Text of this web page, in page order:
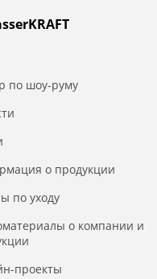
по шоу-руму
о продукции
по уходу
о компании и
проекты